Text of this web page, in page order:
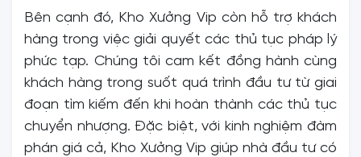
Bên cạnh đó, Kho Xưởng Vip còn hỗ trợ khách
hàng trong việc giải quyết các thủ tục pháp lý
phức tạp. Chúng tôi cam kết đồng hành cùng
khách hàng trong suốt quá trình đầu tư từ giai
đoạn tìm kiếm đến khi hoàn thành các thủ tục
chuyển nhượng. Đặc biệt, với kinh nghiệm đàm
phán giá cả, Kho Xưởng Vip giúp nhà đầu tư có